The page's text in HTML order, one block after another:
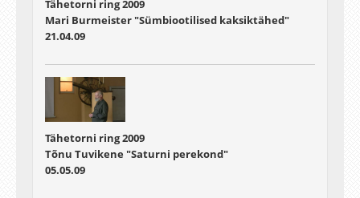
Tähetorni ring 2009
Mari Burmeister "Sümbiootilised kaksiktähed"
21.04.09
Tähetorni ring 2009
Tõnu Tuvikene "Saturni perekond"
05.05.09